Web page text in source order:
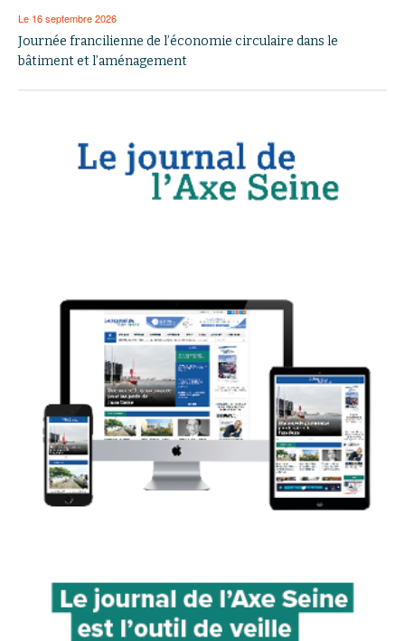
Le 16 septembre 2026
Journée francilienne de l’économie circulaire dans le
bâtiment et l’aménagement